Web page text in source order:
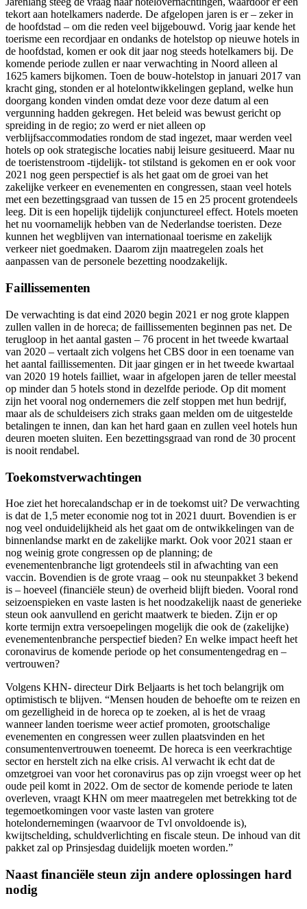
tekort aan hotelkamers naderde. De afgelopen jaren is er – zeker in
de hoofdstad – om die reden veel bijgebouwd. Vorig jaar kende het
toerisme een recordjaar en ondanks de hotelstop op nieuwe hotels in
de hoofdstad, komen er ook dit jaar nog steeds hotelkamers bij. De
komende periode zullen er naar verwachting in Noord alleen al
1625 kamers bijkomen. Toen de bouw-hotelstop in januari 2017 van
kracht ging, stonden er al hotelontwikkelingen gepland, welke hun
doorgang konden vinden omdat deze voor deze datum al een
vergunning hadden gekregen. Het beleid was bewust gericht op
spreiding in de regio; zo werd er niet alleen op
verblijfsaccommodaties rondom de stad ingezet, maar werden veel
hotels op ook strategische locaties nabij leisure gesitueerd. Maar nu
de toeristenstroom -tijdelijk- tot stilstand is gekomen en er ook voor
2021 nog geen perspectief is als het gaat om de groei van het
zakelijke verkeer en evenementen en congressen, staan veel hotels
met een bezettingsgraad van tussen de 15 en 25 procent grotendeels
leeg. Dit is een hopelijk tijdelijk conjunctureel effect. Hotels moeten
het nu voornamelijk hebben van de Nederlandse toeristen. Deze
kunnen het wegblijven van internationaal toerisme en zakelijk
verkeer niet goedmaken. Daarom zijn maatregelen zoals het
aanpassen van de personele bezetting noodzakelijk.
Faillissementen
De verwachting is dat eind 2020 begin 2021 er nog grote klappen
zullen vallen in de horeca; de faillissementen beginnen pas net. De
terugloop in het aantal gasten – 76 procent in het tweede kwartaal
van 2020 – vertaalt zich volgens het CBS door in een toename van
het aantal faillissementen. Dit jaar gingen er in het tweede kwartaal
van 2020 19 hotels failliet, waar in afgelopen jaren de teller meestal
op minder dan 5 hotels stond in dezelfde periode. Op dit moment
zijn het vooral nog ondernemers die zelf stoppen met hun bedrijf,
maar als de schuldeisers zich straks gaan melden om de uitgestelde
betalingen te innen, dan kan het hard gaan en zullen veel hotels hun
deuren moeten sluiten. Een bezettingsgraad van rond de 30 procent
is nooit rendabel.
Toekomstverwachtingen
Hoe ziet het horecalandschap er in de toekomst uit? De verwachting
is dat de 1,5 meter economie nog tot in 2021 duurt. Bovendien is er
nog veel onduidelijkheid als het gaat om de ontwikkelingen van de
binnenlandse markt en de zakelijke markt. Ook voor 2021 staan er
nog weinig grote congressen op de planning; de
evenementenbranche ligt grotendeels stil in afwachting van een
vaccin. Bovendien is de grote vraag – ook nu steunpakket 3 bekend
is – hoeveel (financiële steun) de overheid blijft bieden. Vooral rond
seizoenspieken en vaste lasten is het noodzakelijk naast de generieke
steun ook aanvullend en gericht maatwerk te bieden. Zijn er op
korte termijn extra versoepelingen mogelijk die ook de (zakelijke)
evenementenbranche perspectief bieden? En welke impact heeft het
coronavirus de komende periode op het consumentengedrag en –
vertrouwen?
Volgens KHN- directeur Dirk Beljaarts is het toch belangrijk om
optimistisch te blijven. “Mensen houden de behoefte om te reizen en
om gezelligheid in de horeca op te zoeken, al is het de vraag
wanneer landen toerisme weer actief promoten, grootschalige
evenementen en congressen weer zullen plaatsvinden en het
consumentenvertrouwen toeneemt. De horeca is een veerkrachtige
sector en herstelt zich na elke crisis. Al verwacht ik echt dat de
omzetgroei van voor het coronavirus pas op zijn vroegst weer op het
oude peil komt in 2022. Om de sector de komende periode te laten
overleven, vraagt KHN om meer maatregelen met betrekking tot de
tegemoetkomingen voor vaste lasten van grotere
hotelondernemingen (waarvoor de Tvl onvoldoende is),
kwijtschelding, schuldverlichting en fiscale steun. De inhoud van dit
pakket zal op Prinsjesdag duidelijk moeten worden.”
Naast financiële steun zijn andere oplossingen hard
nodig